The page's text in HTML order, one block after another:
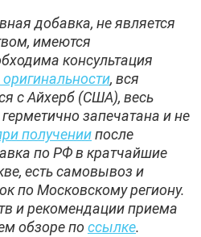
добавка, не является
имеются
консультация
, вся
с Айхерб (США), весь
запечатана и не
получениипосле
по РФ в кратчайшие
есть самовывоз и
по Московскому региону.
и рекомендации приема
обзоре по ссылке.